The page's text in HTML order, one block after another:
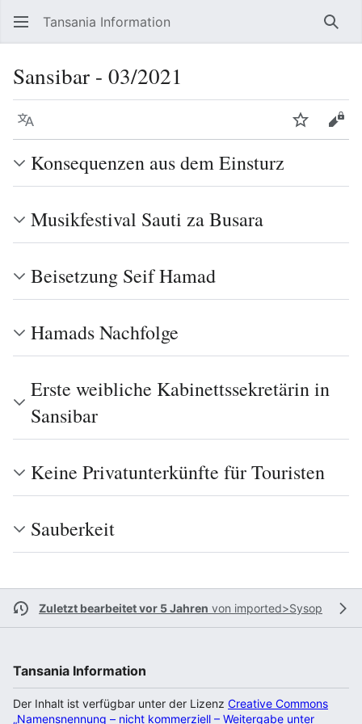
Tansania Information
Sansibar - 03/2021
Sprache
Konsequenzen aus dem Einsturz
Musikfestival Sauti za Busara
Beisetzung Seif Hamad
Hamads Nachfolge
Erste weibliche Kabinettssekretärin in
Sansibar
Keine Privatunterkünfte für Touristen
Sauberkeit
Zuletzt bearbeitet vor 5 Jahren von imported>Sysop
Tansania Information
Der Inhalt ist verfügbar unter der Lizenz Creative Commons
„Namensnennung – nicht kommerziell – Weitergabe unter